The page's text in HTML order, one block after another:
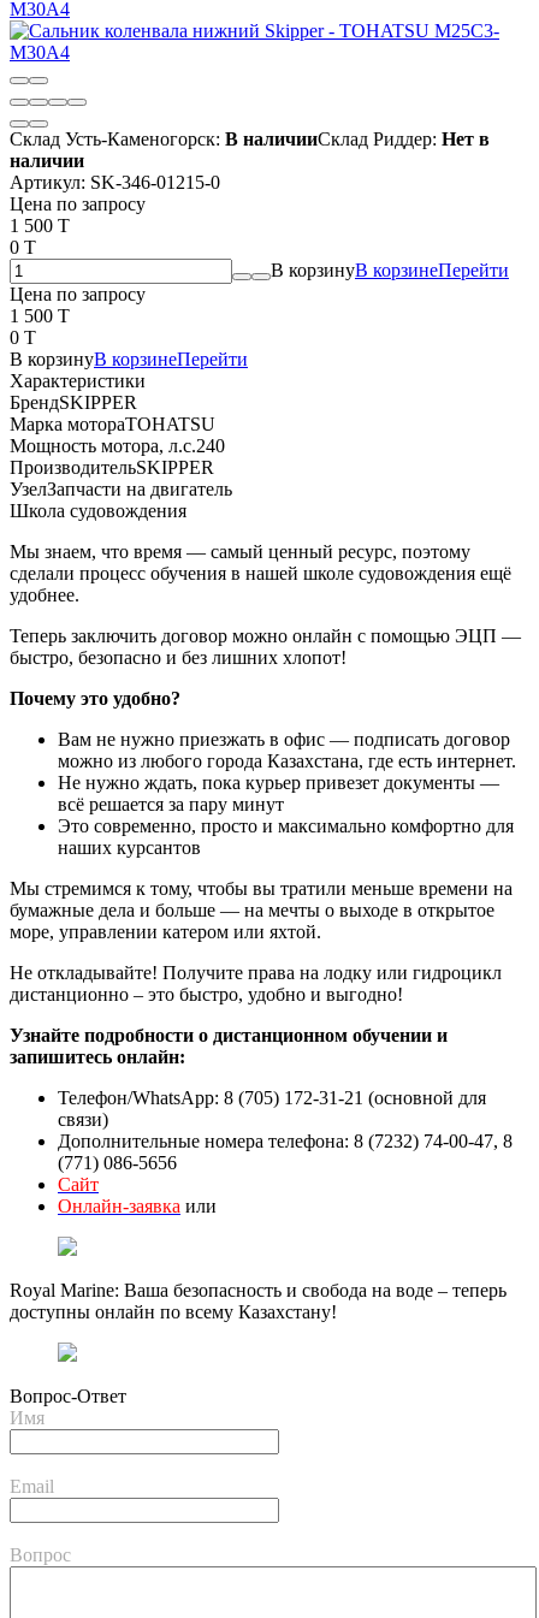
Склад Усть-Каменогорск: В наличииСклад Риддер: Нет в
наличии
Артикул: SK-346-01215-0
Цена по запросу
1 500 T
0 T
В корзинуВ корзинеПерейти
Цена по запросу
1 500 T
0 T
В корзинуВ корзинеПерейти
Характеристики
БрендSKIPPER
Марка мотораTOHATSU
Мощность мотора, л.с.240
ПроизводительSKIPPER
УзелЗапчасти на двигатель
Школа судовождения
Мы знаем, что время — самый ценный ресурс, поэтому
сделали процесс обучения в нашей школе судовождения ещё
удобнее.
Теперь заключить договор можно онлайн с помощью ЭЦП —
быстро, безопасно и без лишних хлопот!
Почему это удобно?
Вам не нужно приезжать в офис — подписать договор
можно из любого города Казахстана, где есть интернет.
Не нужно ждать, пока курьер привезет документы —
всё решается за пару минут
Это современно, просто и максимально комфортно для
наших курсантов
Мы стремимся к тому, чтобы вы тратили меньше времени на
бумажные дела и больше — на мечты о выходе в открытое
море, управлении катером или яхтой.
Не откладывайте! Получите права на лодку или гидроцикл
дистанционно – это быстро, удобно и выгодно!
Узнайте подробности о дистанционном обучении и
запишитесь онлайн:
Телефон/WhatsApp: 8 (705) 172-31-21 (основной для
связи)
Дополнительные номера телефона: 8 (7232) 74-00-47, 8
(771) 086-5656
Сайт
Онлайн-заявка или
Royal Marine: Ваша безопасность и свобода на воде – теперь
доступны онлайн по всему Казахстану!
Вопрос-Ответ
Имя
Email
Вопрос